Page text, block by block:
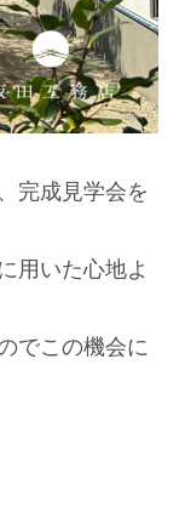
完成見学会を
用いた心地よ
でこの機会に